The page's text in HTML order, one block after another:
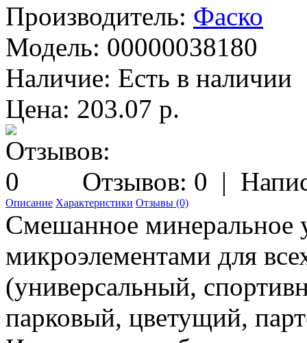
Производитель: Фаско
Модель: 00000038180
Наличие: Есть в наличии
Цена: 203.07 р.
Отзывов: 0 |
Описание Характеристики Отзывы (0)
Смешанное минеральное
микроэлементами для
(универсальный,
парковый, цветущий,